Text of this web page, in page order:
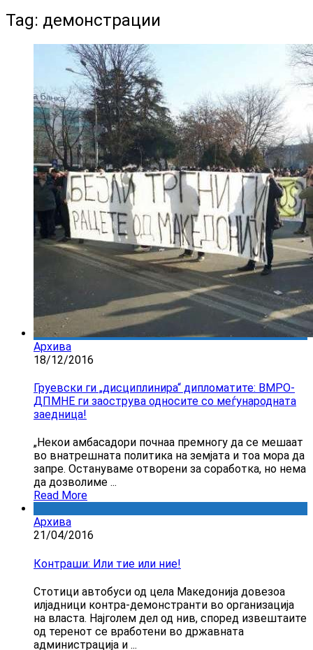
Tag: демонстрации
Архива
18/12/2016
Груевски ги „дисциплинира“ дипломатите: ВМРО-
ДПМНЕ ги заострува односите со меѓународната
заедница!
„Некои амбасадори почнаа премногу да се мешаат
во внатрешната политика на земјата и тоа мора да
запре. Остануваме отворени за соработка, но нема
да дозволиме ...
Read More
Архива
21/04/2016
Контраши: Или тие или ние!
Стотици автобуси од цела Македонија довезоа
илјадници контра-демонстранти во организација
на власта. Најголем дел од нив, според извештаите
од теренот се вработени во државната
администрација и ...